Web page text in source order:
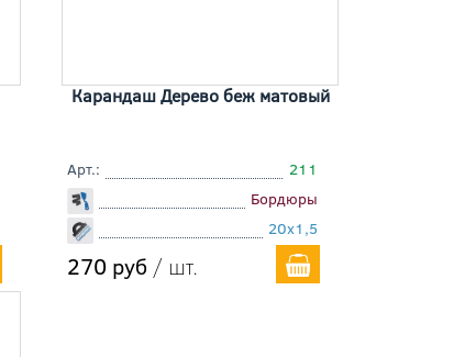
Карандаш Дерево беж матовый
Арт.:
211
Бордюры
20x1,5
270 руб / шт.